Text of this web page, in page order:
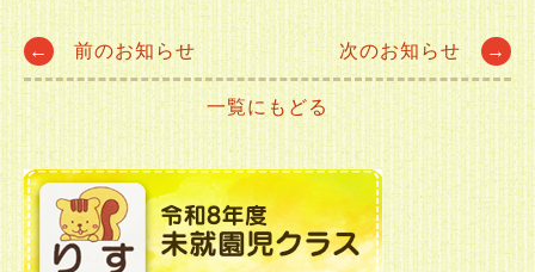
Post
navigation
← 前のお知らせ 次のお知らせ →
一覧にもどる